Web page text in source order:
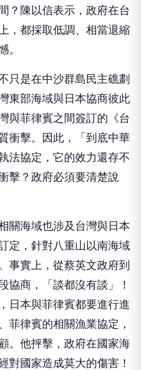
？陳以信表示，政府在台
，都採取低調、相當退縮
。
是在中沙群島民主礁劃
東部海域與日本協商彼此
與菲律賓之間簽訂的《台
衝擊。因此，「到底中華
法協定，它的效力還存不
擊？政府必須要清楚說
海域也涉及台灣與日本
定，針對八重山以南海域
事實上，從蔡英文政府到
協商，「談都沒有談」！
日本與菲律賓都要進行進
菲律賓的相關漁業協定，
。他抨擊，政府在國家海
對國家造成莫大的傷害！